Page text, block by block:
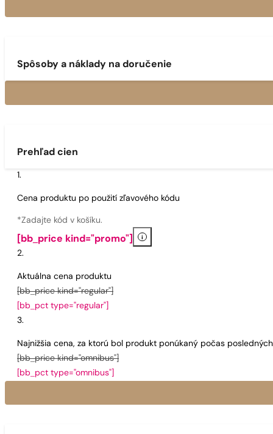
Spôsoby a náklady na doručenie
Prehľad cien
Cena produktu po použití zľavového kódu
*Zadajte kód v košíku.
[bb_price kind="promo"] i
Aktuálna cena produktu
[bb_price kind="regular"]
[bb_pct type="regular"]
Najnižšia cena, za ktorú bol produkt ponúkaný počas
[bb_price kind="omnibus"]
[bb_pct type="omnibus"]